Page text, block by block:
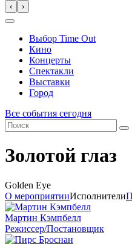
‹ ›
Выбор Time Out
Кино
Концерты
Спектакли
Выставки
Город
Все события сегодня
Золотой глаз
Golden Eye
О мероприятииИсполнители
Мартин Кэмпбелл
Режиссер/Постановщик